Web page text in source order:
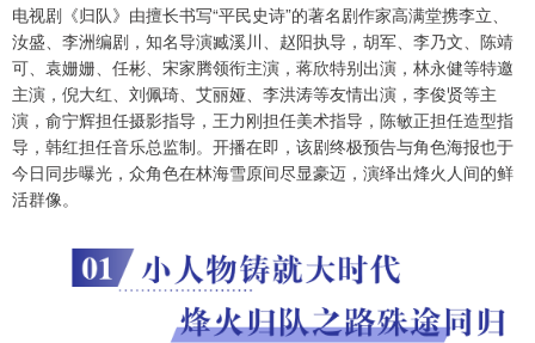
电视剧《归队》由擅长书写“平民史诗”的著名剧作家高满堂携李立、
汝盛、李洲编剧，知名导演臧溪川、赵阳执导，胡军、李乃文、陈靖
可、袁姗姗、任彬、宋家腾领衔主演，蒋欣特别出演，林永健等特邀
主演，倪大红、刘佩琦、艾丽娅、李洪涛等友情出演，李俊贤等主
演，俞宁辉担任摄影指导，王力刚担任美术指导，陈敏正担任造型指
导，韩红担任音乐总监制。开播在即，该剧终极预告与角色海报也于
今日同步曝光，众角色在林海雪原间尽显豪迈，演绎出烽火人间的鲜
活群像。